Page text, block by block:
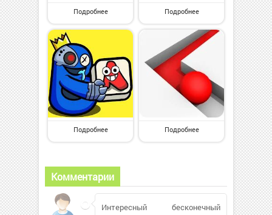
Подробнее Подробнее
Подробнее Подробнее
Комментарии
Интересный бесконечный